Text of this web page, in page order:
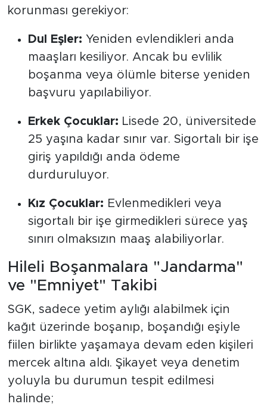
korunması gerekiyor:
Dul Eşler: Yeniden evlendikleri anda
maaşları kesiliyor. Ancak bu evlilik
boşanma veya ölümle biterse yeniden
başvuru yapılabiliyor.
Erkek Çocuklar: Lisede 20, üniversitede
25 yaşına kadar sınır var. Sigortalı bir işe
giriş yapıldığı anda ödeme
durduruluyor.
Kız Çocuklar: Evlenmedikleri veya
sigortalı bir işe girmedikleri sürece yaş
sınırı olmaksızın maaş alabiliyorlar.
Hileli Boşanmalara "Jandarma"
ve "Emniyet" Takibi
SGK, sadece yetim aylığı alabilmek için
kağıt üzerinde boşanıp, boşandığı eşiyle
fiilen birlikte yaşamaya devam eden kişileri
mercek altına aldı. Şikayet veya denetim
yoluyla bu durumun tespit edilmesi
halinde;